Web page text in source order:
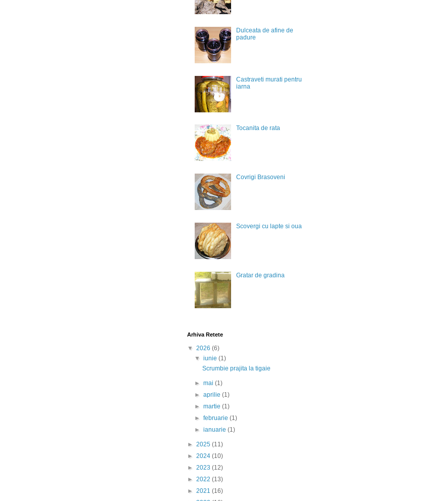
Dulceata de afine de
padure
Castraveti murati pentru
iarna
Tocanita de rata
Covrigi Brasoveni
Scovergi cu lapte si oua
Gratar de gradina
Arhiva Retete
▼ 2026 (6)
▼iunie(1)
Scrumbie prajita la tigaie
►mai(1)
►aprilie(1)
►martie(1)
►februarie(1)
►ianuarie(1)
► 2025 (11)
► 2024 (10)
► 2023 (12)
► 2022 (13)
► 2021 (16)